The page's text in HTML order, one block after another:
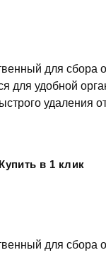
для сбора
для удобной
удаления
Купить в 1 клик
для сбора